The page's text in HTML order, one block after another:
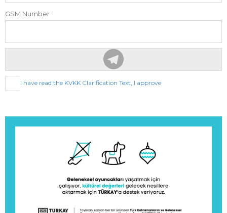
GSM Number
I have read the KVKK Clarification Text, I approve